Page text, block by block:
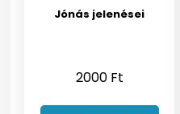
Jónás jelenései
2000 Ft